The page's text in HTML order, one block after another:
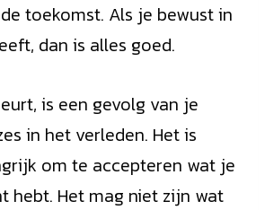
toekomst. Als je bewust in
dan is alles goed.
is een gevolg van je
in het verleden. Het is
om te accepteren wat je
hebt. Het mag niet zijn wat